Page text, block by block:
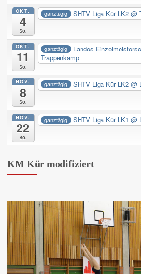
OKT.
4
So.
ganztägig SHTV Liga Kür LK2@
OKT.
11
So.
ganztägig Landes-
Trappenkamp
NOV.
8
So.
ganztägig SHTV Liga Kür LK2@
NOV.
22
So.
ganztägig SHTV Liga Kür LK1@
KM Kür modifiziert